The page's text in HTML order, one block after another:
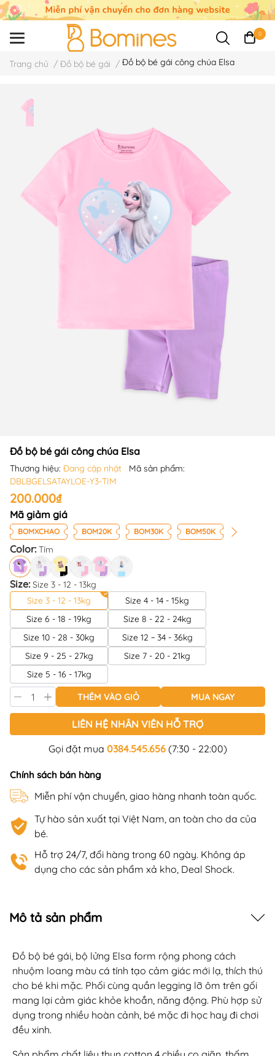
0
Trang chủ / Đồ bộ bé gái / Đồ bộ bé gái công chúa Elsa
Đồ bộ bé gái công chúa Elsa
Thương hiệu: Đang cập nhật
Mã sản phẩm:
DBLBGELSATAYLOE-Y3-TIM
200.000₫
Mã giảm giá
BOMXCHAO BOM20K BOM30K BOM50K
Color:Tím
Size:Size 3 - 12 - 13kg
Size 3 - 12 - 13kg
Size 4 - 14 - 15kg
Size 6 - 18 - 19kg
Size 8 - 22 - 24kg
Size 10 - 28 - 30kg
Size 12 ~ 34 - 36kg
Size 9 - 25 - 27kg
Size 7 - 20 - 21kg
Size 5 - 16 - 17kg
THÊM VÀO GIỎ MUA NGAY
LIÊN HỆ NHÂN VIÊN HỖ TRỢ
Gọi đặt mua 0384.545.656(7:30 - 22:00)
Chính sách bán hàng
Miễn phí vận chuyển, giao hàng nhanh toàn quốc.
Tự hào sản xuất tại Việt Nam, an toàn cho da của
bé.
Hỗ trợ 24/7, đổi hàng trong 60 ngày. Không áp
dụng cho các sản phẩm xả kho, Deal Shock.
Mô tả sản phẩm
Đồ bộ bé gái, bộ lửng Elsa form rộng phong cách
nhuộm loang màu cá tính tạo cảm giác mới lạ, thích thú
cho bé khi mặc. Phối cùng quần legging lỡ ôm trên gối
mang lại cảm giác khỏe khoắn, năng động. Phù hợp sử
dụng trong nhiều hoàn cảnh, bé mặc đi học hay đi chơi
đều xinh.